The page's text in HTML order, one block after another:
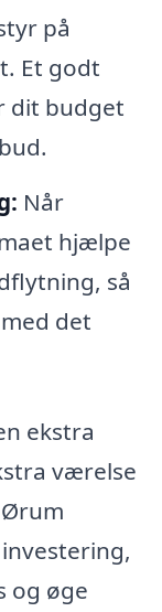
på
Et godt
dit budget
Når
hjælpe
så
det
ekstra
værelse
og øge